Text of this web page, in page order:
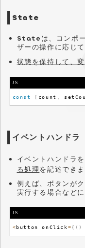
State
State は、コンポ
ザーの操作に応じ
状態を保持して、
JS
const [ count
イベントハンドラ
イベントハンドラ
る処理を記述できま
例えば、ボタンが
実行する場合などに
JS
<button onClick={ ( )